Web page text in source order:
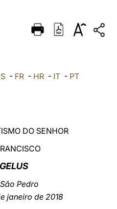
DEUTSCH
العربيّة - FR- HR- IT- PT
DO SENHOR
Pedro
janeiro de 2018